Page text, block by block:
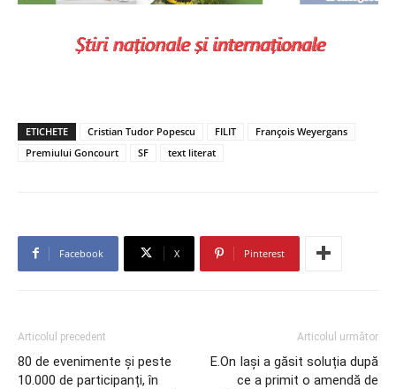
ETICHETE Cristian Tudor Popescu FILIT
François Weyergans
Premiului Goncourt
SF text literat
Facebook X Pinterest
Articolul precedent
80 de evenimente și peste
10.000 de participanți, în
Articolul următor
E.On Iași a găsit soluția după
ce a primit o amendă de